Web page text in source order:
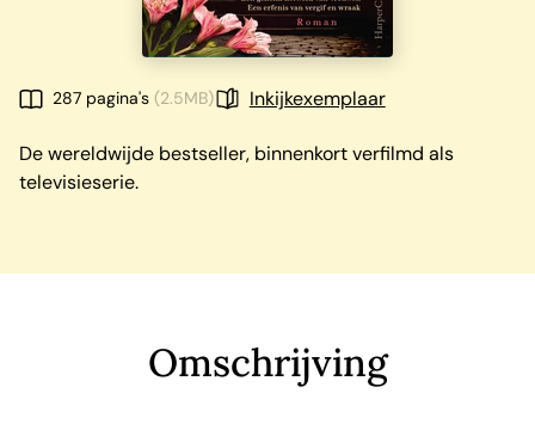
287 pagina's (2.5MB) Inkijkexemplaar
De wereldwijde bestseller, binnenkort verfilmd als
televisieserie.
Omschrijving